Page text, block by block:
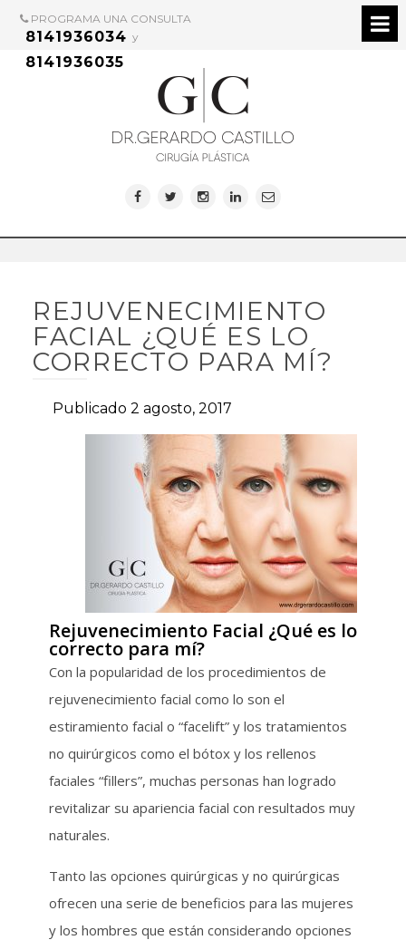
PROGRAMA UNA CONSULTA
8141936034 y
8141936035
REJUVENECIMIENTO
FACIAL ¿QUÉ ES LO
CORRECTO PARA MÍ?
Publicado 2 agosto, 2017
Rejuvenecimiento Facial ¿Qué es lo
correcto para mí?
Con la popularidad de los procedimientos de
rejuvenecimiento facial como lo son el
estiramiento facial o “facelift” y los tratamientos
no quirúrgicos como el bótox y los rellenos
faciales “fillers”, muchas personas han logrado
revitalizar su apariencia facial con resultados muy
naturales.
Tanto las opciones quirúrgicas y no quirúrgicas
ofrecen una serie de beneficios para las mujeres
y los hombres que están considerando opciones